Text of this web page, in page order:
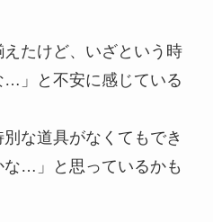
えたけど、いざという時
…」と不安に感じている
別な道具がなくてもでき
な…」と思っているかも